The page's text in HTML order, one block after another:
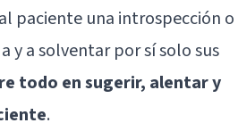
paciente una introspección o
y a solventar por sí solo sus
todo en sugerir, alentar y
.